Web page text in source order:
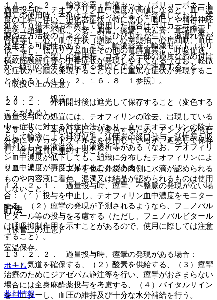
１４．２．２． 輸液容器・輸液セット（ポリカーボネート
製）の使用時：本剤はエチレンジアミンを含有しており、本
剤を１０倍未満で希釈して使用した場合はポリカーボネート
製の三方活栓のコネクター部にひび割れが生じ、液漏れ等が
発生する可能性がある。また、輸液容器・輸液セット（ポリ
カーボネート製）の使用時、コネクター部の過度な締め付け
が、破損の発生を助長する要因となるので注意すること。
（取扱い上の注意）
２０．１． 外箱開封後は遮光して保存すること（変色する
ことがある）。
２０．３． 本剤は光により変色するため、アンプルを包む
外袋にＵＶカットフィルムを使用しているが、遮光して保存
し、使用直前に開封すること。
２０．４． アンプルを包む外袋の内側に水滴が認められる
ものや内容液に着色、混濁又は結晶が認められるものは使用
しないこと。
貯法
（保管上の注意）
室温保存。
ホーム
薬剤情報
過量投与時、テオフィリン血中濃度が高値になると、血中濃
度の上昇に伴い、消化器症状（特に悪心、嘔吐）や精神神経
症状（頭痛、不眠、不安、興奮、痙攣、せん妄、意識障害、
昏睡等）、心・血管症状（頻脈、心室頻拍、心房細動、血圧
低下等）、低カリウム血症その他の電解質異常、呼吸促進、
横紋筋融解症等の中毒症状が発現しやすくなる（なお、軽微
な症状から順次発現することなしに重篤な症状が発現するこ
とがある）〔１０．２、１６．８．１参照〕。
１３．２． 処置
過量投与時の処置には、テオフィリンの除去、出現している
中毒症状に対する対症療法があり、血中テオフィリンの除去
として輸液による排泄促進、活性炭の経口投与、活性炭を吸
着剤とした血液灌流、血液透析等がある（なお、テオフィリ
ン血中濃度が低下しても、組織に分布したテオフィリンによ
り血中濃度が再度上昇することがある）。
１３．２．１． 過量投与時、痙攣、不整脈の発現がない場
合：（１）投与を中止し、テオフィリン血中濃度をモニター
する、（２）痙攣の発現が予測されるようなら、フェノバル
ビタール等の投与を考慮する（ただし、フェノバルビタール
は呼吸抑制作用を示すことがあるので、使用に際しては注意
すること）。
１３．２．２． 過量投与時、痙攣の発現がある場合：
（１）気道を確保する、（２）酸素を供給する、（３）痙攣
治療のためにジアゼパム静注等を行い、痙攣がおさまらない
場合には全身麻酔薬投与を考慮する、（４）バイタルサイン
をモニターし、血圧の維持及び十分な水分補給を行う。